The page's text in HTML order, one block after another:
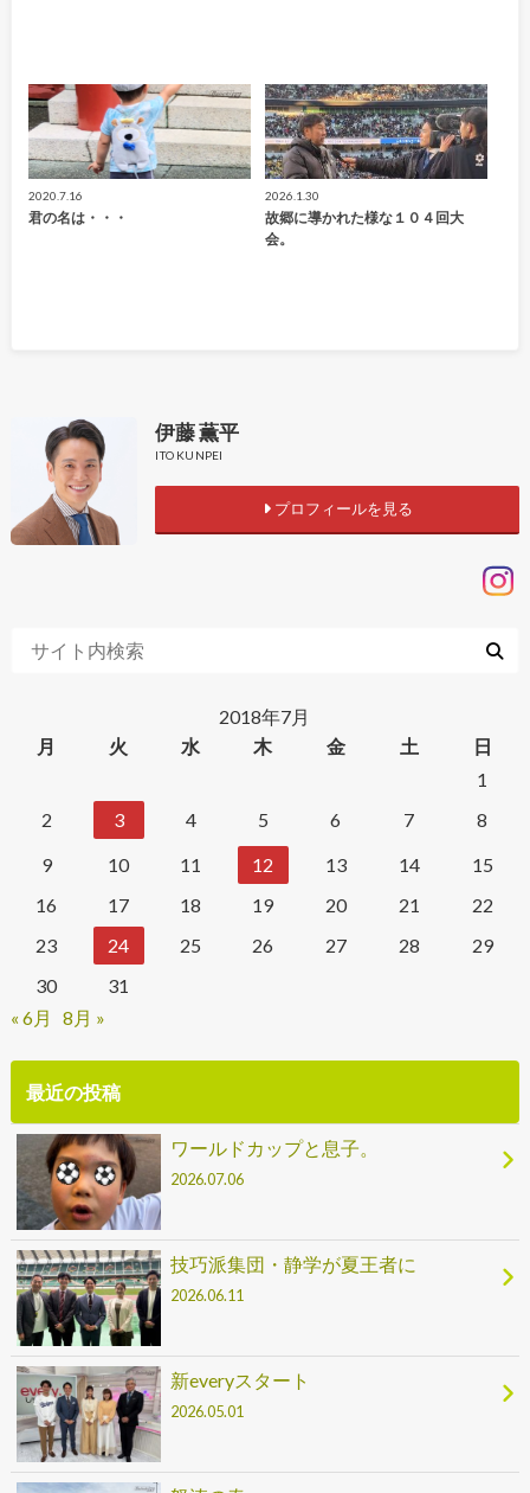
2020.7.16
君の名は・・・
2026.1.30
故郷に導かれた様な１０４回大
会。
伊藤 薫平
ITO KUNPEI
プロフィールを見る
2018年7月
月
火 水 木 金 土
日
1
2
3 4 5 6 7
8
9
10 11 12 13 14
15
16
17 18 19 20 21
22
23
24 25 26 27 28
29
30
31
« 6月
8月 »
最近の投稿
ワールドカップと息子。
2026.07.06
技巧派集団・静学が夏王者に
2026.06.11
新everyスタート
2026.05.01